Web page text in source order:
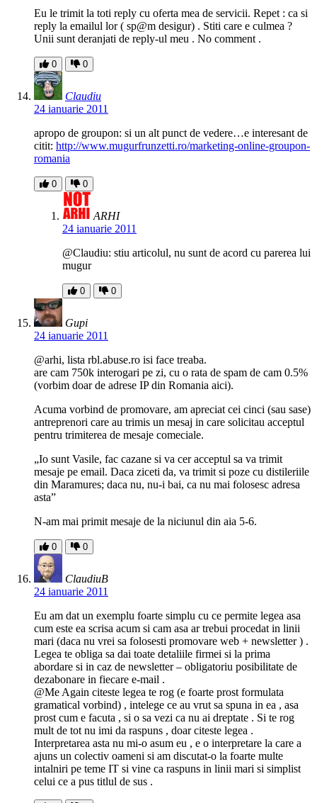
Eu le trimit la toti reply cu oferta mea de servicii. Repet : ca si
reply la emailul lor ( sp@m desigur) . Stiti care e culmea ?
Unii sunt deranjati de reply-ul meu . No comment .
0 0
Claudiu
24 ianuarie 2011
apropo de groupon: si un alt punct de vedere…e interesant de
citit: http://www.mugurfrunzetti.ro/marketing-online-groupon-
romania
0 0
ARHI
24 ianuarie 2011
@Claudiu: stiu articolul, nu sunt de acord cu parerea lui
mugur
0 0
Gupi
24 ianuarie 2011
@arhi, lista rbl.abuse.ro isi face treaba.
are cam 750k interogari pe zi, cu o rata de spam de cam 0.5%
(vorbim doar de adrese IP din Romania aici).
Acuma vorbind de promovare, am apreciat cei cinci (sau sase)
antreprenori care au trimis un mesaj in care solicitau acceptul
pentru trimiterea de mesaje comeciale.
„Io sunt Vasile, fac cazane si va cer acceptul sa va trimit
mesaje pe email. Daca ziceti da, va trimit si poze cu distileriile
din Maramures; daca nu, nu-i bai, ca nu mai folosesc adresa
asta”
N-am mai primit mesaje de la niciunul din aia 5-6.
0 0
ClaudiuB
24 ianuarie 2011
Eu am dat un exemplu foarte simplu cu ce permite legea asa
cum este ea scrisa acum si cam asa ar trebui procedat in linii
mari (daca nu vrei sa folosesti promovare web + newsletter ) .
Legea te obliga sa dai toate detaliile firmei si la prima
abordare si in caz de newsletter – obligatoriu posibilitate de
dezabonare in fiecare e-mail .
@Me Again citeste legea te rog (e foarte prost formulata
gramatical vorbind) , intelege ce au vrut sa spuna in ea , asa
prost cum e facuta , si o sa vezi ca nu ai dreptate . Si te rog
mult de tot nu imi da raspuns , doar citeste legea .
Interpretarea asta nu mi-o asum eu , e o interpretare la care a
ajuns un colectiv oameni si am discutat-o la foarte multe
intalniri pe teme IT si vine ca raspuns in linii mari si simplist
celui ce a pus titlul de sus .